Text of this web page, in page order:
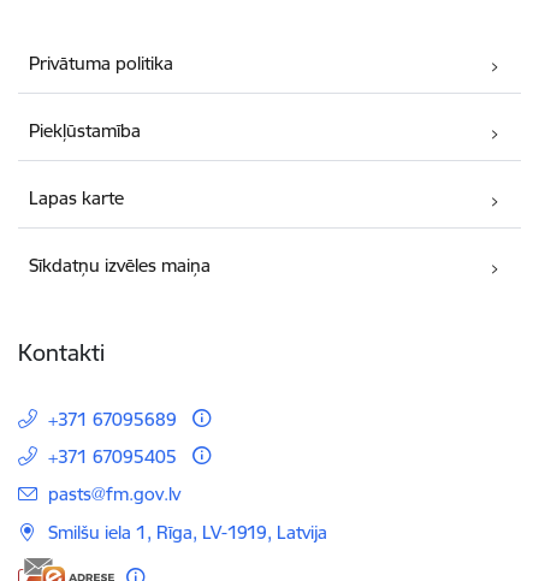
Privātuma politika
Piekļūstamība
Lapas karte
Sīkdatņu izvēles maiņa
Kontakti
+371 67095689
+371 67095405
E-pasts:
pasts@fm.gov.lv
Smilšu iela 1, Rīga, LV-1919, Latvija